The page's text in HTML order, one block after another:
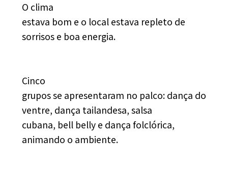
O clima
estava bom e o local estava repleto de
sorrisos e boa energia.
Cinco
grupos se apresentaram no palco: dança do
ventre, dança tailandesa, salsa
cubana, bell belly e dança folclórica,
animando o ambiente.